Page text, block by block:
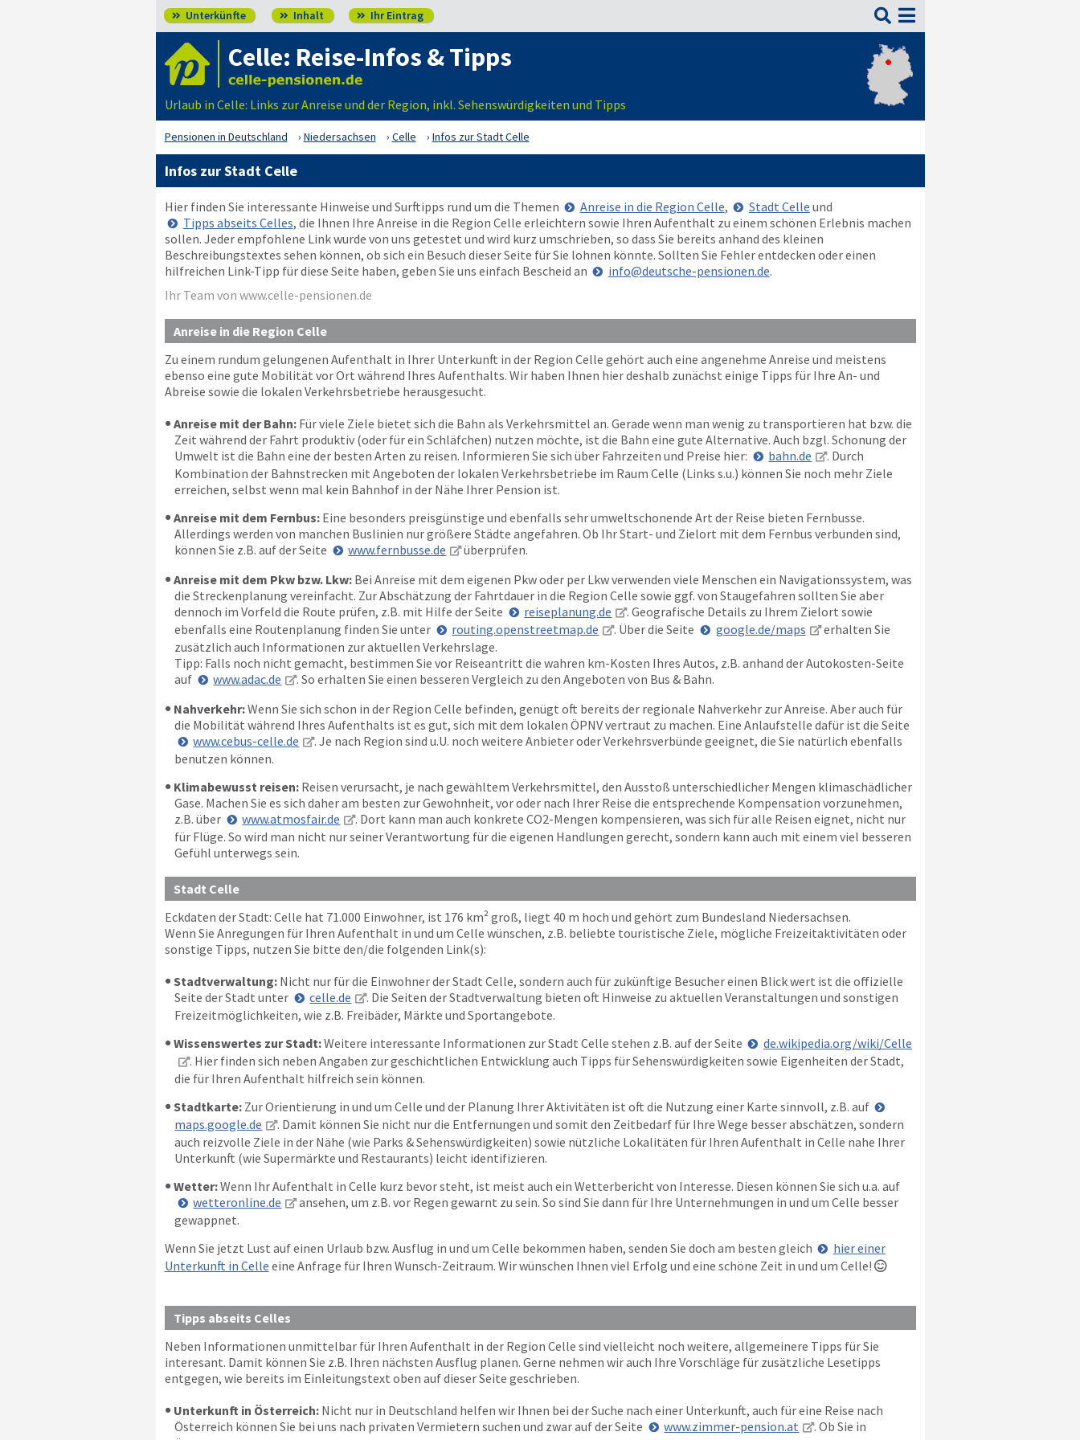
 Unterkünfte  Inhalt  Ihr Eintrag 
Celle: Reise-Infos & Tipps
Urlaub in Celle: Links zur Anreise und der Region, inkl. Sehenswürdigkeiten und Tipps
Pensionen in Deutschland Niedersachsen Celle Infos zur Stadt Celle
Infos zur Stadt Celle
Hier finden Sie interessante Hinweise und Surftipps rund um die Themen Anreise in die Region Celle, Stadt Celle und
Tipps abseits Celles, die Ihnen Ihre Anreise in die Region Celle erleichtern sowie Ihren Aufenthalt zu einem schönen Erlebnis machen
sollen. Jeder empfohlene Link wurde von uns getestet und wird kurz umschrieben, so dass Sie bereits anhand des kleinen
Beschreibungstextes sehen können, ob sich ein Besuch dieser Seite für Sie lohnen könnte. Sollten Sie Fehler entdecken oder einen
hilfreichen Link-Tipp für diese Seite haben, geben Sie uns einfach Bescheid an
info@deutsche-pensionen.de.
Ihr Team von www.celle-pensionen.de
Anreise in die Region Celle
Zu einem rundum gelungenen Aufenthalt in Ihrer Unterkunft in der Region Celle gehört auch eine angenehme Anreise und meistens
ebenso eine gute Mobilität vor Ort während Ihres Aufenthalts. Wir haben Ihnen hier deshalb zunächst einige Tipps für Ihre An- und
Abreise sowie die lokalen Verkehrsbetriebe herausgesucht.
Anreise mit der Bahn:Für viele Ziele bietet sich die Bahn als Verkehrsmittel an. Gerade wenn man wenig zu transportieren hat bzw. die
Zeit während der Fahrt produktiv (oder für ein Schläfchen) nutzen möchte, ist die Bahn eine gute Alternative. Auch bzgl. Schonung der
Umwelt ist die Bahn eine der besten Arten zu reisen. Informieren Sie sich über Fahrzeiten und Preise hier:
bahn.de
. Durch
Kombination der Bahnstrecken mit Angeboten der lokalen Verkehrsbetriebe im Raum Celle (Links s.u.) können Sie noch mehr Ziele
erreichen, selbst wenn mal kein Bahnhof in der Nähe Ihrer Pension ist.
Anreise mit dem Fernbus:Eine besonders preisgünstige und ebenfalls sehr umweltschonende Art der Reise bieten Fernbusse.
Allerdings werden von manchen Buslinien nur größere Städte angefahren. Ob Ihr Start- und Zielort mit dem Fernbus verbunden sind,
können Sie z.B. auf der Seite
www.fernbusse.de
überprüfen.
Anreise mit dem Pkw bzw. Lkw:Bei Anreise mit dem eigenen Pkw oder per Lkw verwenden viele Menschen ein Navigationssystem, was
die Streckenplanung vereinfacht. Zur Abschätzung der Fahrtdauer in die Region Celle sowie ggf. von Staugefahren sollten Sie aber
dennoch im Vorfeld die Route prüfen, z.B. mit Hilfe der Seite
reiseplanung.de
. Geografische Details zu Ihrem Zielort sowie
ebenfalls eine Routenplanung finden Sie unter
routing.openstreetmap.de . Über die Seite google.de/maps
erhalten Sie
zusätzlich auch Informationen zur aktuellen Verkehrslage.
Tipp: Falls noch nicht gemacht, bestimmen Sie vor Reiseantritt die wahren km-Kosten Ihres Autos, z.B. anhand der Autokosten-Seite
auf
www.adac.de
. So erhalten Sie einen besseren Vergleich zu den Angeboten von Bus & Bahn.
Nahverkehr:Wenn Sie sich schon in der Region Celle befinden, genügt oft bereits der regionale Nahverkehr zur Anreise. Aber auch für
die Mobilität während Ihres Aufenthalts ist es gut, sich mit dem lokalen ÖPNV vertraut zu machen. Eine Anlaufstelle dafür ist die Seite
www.cebus-celle.de
. Je nach Region sind u.U. noch weitere Anbieter oder Verkehrsverbünde geeignet, die Sie natürlich ebenfalls
benutzen können.
Klimabewusst reisen:Reisen verursacht, je nach gewähltem Verkehrsmittel, den Ausstoß unterschiedlicher Mengen klimaschädlicher
Gase. Machen Sie es sich daher am besten zur Gewohnheit, vor oder nach Ihrer Reise die entsprechende Kompensation vorzunehmen,
z.B. über
www.atmosfair.de
. Dort kann man auch konkrete CO2-Mengen kompensieren, was sich für alle Reisen eignet, nicht nur
für Flüge. So wird man nicht nur seiner Verantwortung für die eigenen Handlungen gerecht, sondern kann auch mit einem viel besseren
Gefühl unterwegs sein.
Stadt Celle
Eckdaten der Stadt: Celle hat 71.000 Einwohner, ist 176 km² groß, liegt 40 m hoch und gehört zum Bundesland Niedersachsen.
Wenn Sie Anregungen für Ihren Aufenthalt in und um Celle wünschen, z.B. beliebte touristische Ziele, mögliche Freizeitaktivitäten oder
sonstige Tipps, nutzen Sie bitte den/die folgenden Link(s):
Stadtverwaltung:Nicht nur für die Einwohner der Stadt Celle, sondern auch für zukünftige Besucher einen Blick wert ist die offizielle
Seite der Stadt unter
celle.de
. Die Seiten der Stadtverwaltung bieten oft Hinweise zu aktuellen Veranstaltungen und sonstigen
Freizeitmöglichkeiten, wie z.B. Freibäder, Märkte und Sportangebote.
Wissenswertes zur Stadt:Weitere interessante Informationen zur Stadt Celle stehen z.B. auf der Seite
de.wikipedia.org/wiki/Celle
. Hier finden sich neben Angaben zur geschichtlichen Entwicklung auch Tipps für Sehenswürdigkeiten sowie Eigenheiten der Stadt,
die für Ihren Aufenthalt hilfreich sein können.
Stadtkarte:Zur Orientierung in und um Celle und der Planung Ihrer Aktivitäten ist oft die Nutzung einer Karte sinnvoll, z.B. auf
maps.google.de
. Damit können Sie nicht nur die Entfernungen und somit den Zeitbedarf für Ihre Wege besser abschätzen, sondern
auch reizvolle Ziele in der Nähe (wie Parks & Sehenswürdigkeiten) sowie nützliche Lokalitäten für Ihren Aufenthalt in Celle nahe Ihrer
Unterkunft (wie Supermärkte und Restaurants) leicht identifizieren.
Wetter:Wenn Ihr Aufenthalt in Celle kurz bevor steht, ist meist auch ein Wetterbericht von Interesse. Diesen können Sie sich u.a. auf
wetteronline.de
ansehen, um z.B. vor Regen gewarnt zu sein. So sind Sie dann für Ihre Unternehmungen in und um Celle besser
gewappnet.
Wenn Sie jetzt Lust auf einen Urlaub bzw. Ausflug in und um Celle bekommen haben, senden Sie doch am besten gleich
hier einer
Unterkunft in Celle eine Anfrage für Ihren Wunsch-Zeitraum. Wir wünschen Ihnen viel Erfolg und eine schöne Zeit in und um Celle! 
Tipps abseits Celles
Neben Informationen unmittelbar für Ihren Aufenthalt in der Region Celle sind vielleicht noch weitere, allgemeinere Tipps für Sie
interesant. Damit können Sie z.B. Ihren nächsten Ausflug planen. Gerne nehmen wir auch Ihre Vorschläge für zusätzliche Lesetipps
entgegen, wie bereits im Einleitungstext oben auf dieser Seite geschrieben.
Unterkunft in Österreich:Nicht nur in Deutschland helfen wir Ihnen bei der Suche nach einer Unterkunft, auch für eine Reise nach
Österreich können Sie bei uns nach privaten Vermietern suchen und zwar auf der Seite
www.zimmer-pension.at
. Ob Sie in